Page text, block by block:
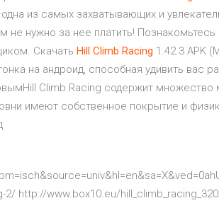
из самых захватывающих и
не нужно за нее платить!
Скачать Hill Climb Racing 1.42.3 APK
на андроид, способная удивить вас
Climb Racing содержит множество
имеют собственное покрытие и
http://www.box10.eu/